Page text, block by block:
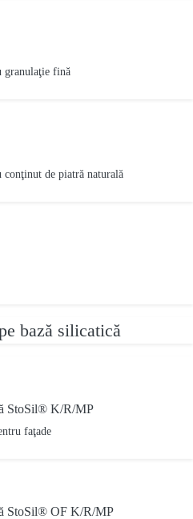
granulaţie fină
conţinut de piatră naturală
bază silicatică
StoSil® K/R/MP
faţade
StoSil® OF K/R/MP